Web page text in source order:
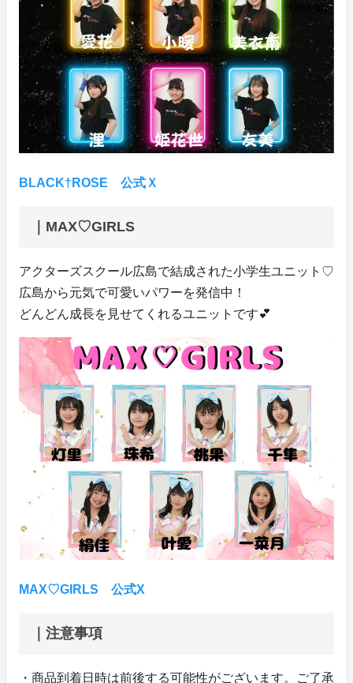
BLACK†ROSE 公式Ｘ
｜MAX♡GIRLS
アクターズスクール広島で結成された小学生ユニット♡
広島から元気で可愛いパワーを発信中！
どんどん成長を見せてくれるユニットです💕
MAX♡GIRLS 公式X
｜注意事項
・商品到着日時は前後する可能性がございます。ご了承